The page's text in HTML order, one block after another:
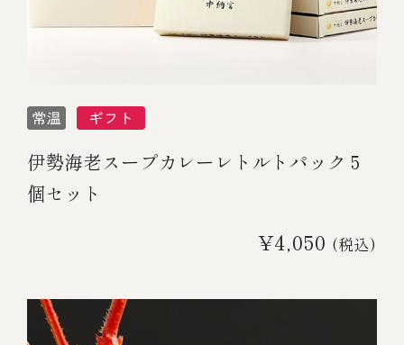
伊勢海老スープカレーレトルトパック 5
個セット
¥4,050 (税込)